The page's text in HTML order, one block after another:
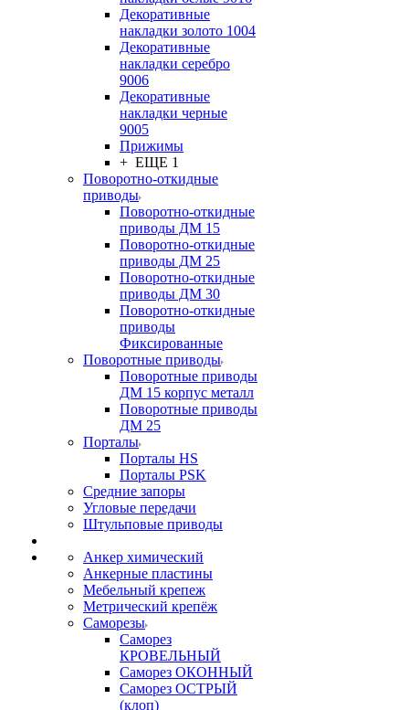
Декоративные
накладки золото 1004
Декоративные
накладки серебро
9006
Декоративные
накладки черные
9005
Прижимы
+ ЕЩЕ 1
Поворотно-откидные
приводы
Поворотно-откидные
приводы ДМ 15
Поворотно-откидные
приводы ДМ 25
Поворотно-откидные
приводы ДМ 30
Поворотно-откидные
приводы
Фиксированные
Поворотные приводы
Поворотные приводы
ДМ 15 корпус металл
Поворотные приводы
ДМ 25
Порталы
Порталы HS
Порталы PSK
Средние запоры
Угловые передачи
Штульповые приводы
Анкер химический
Анкерные пластины
Мебельный крепеж
Метрический крепёж
Саморезы
Саморез
КРОВЕЛЬНЫЙ
Саморез ОКОННЫЙ
Саморез ОСТРЫЙ
(клоп)